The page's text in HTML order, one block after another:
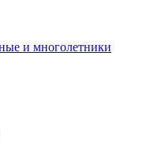
и многолетники